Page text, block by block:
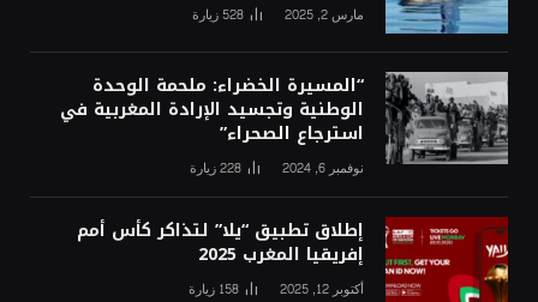
مارس 2, 2025 528 زيارة
“المسيرة الخضراء: ملحمة الوحدة
الوطنية وتجسيد الإرادة المغربية في
استرجاع الصحراء”
نوفمبر 6, 2024 228زيارة
إطلاق تطبيق “يلا” لتذاكر كأس أمم
إفريقيا المغرب 2025
أكتوبر 12, 2025 158 زيارة